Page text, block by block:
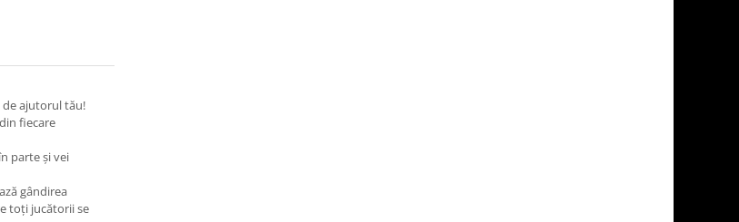
de ajutorul tău!
fiecare
parte și vei
gândirea
toți jucătorii se